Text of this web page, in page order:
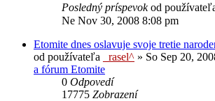
Posledný príspevokod
Ne Nov 30, 2008 8:08 pm
Etomite dnes oslavuje svoje tretie
od používateľa
_rasel^ » So Sep 20,
a fórum Etomite
0 Odpovedí
17775 Zobrazení